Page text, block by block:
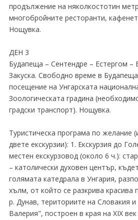
продължение на няколкостотин
многобройните ресторанти,
Нощувка.
ДЕН 3
Будапеща – Сентендре – Естергом –
Закуска. Свободно време в
посещение на Унгарската
Зоологическата градина
градски транспорт). Нощувка.
Туристическа програма по желание
двете екскурзии): 1. Екскурзия до
местен екскурзовод (около 6 ч.):
– католически духовен център,
голямата катедрала в Унгария,
хълм, от който се разкрива красива
р. Дунав, териториите на Словакия
Валерия", построен в края на XIX